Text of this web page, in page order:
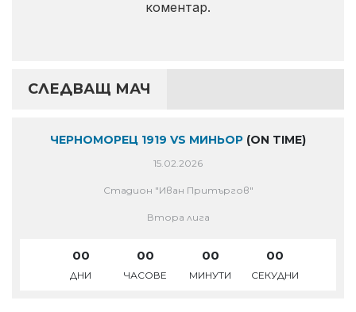
коментар.
СЛЕДВАЩ МАЧ
ЧЕРНОМОРЕЦ 1919 VS МИНЬОР (ON TIME)
15.02.2026
Стадион "Иван Притъргов"
Втора лига
00
ДНИ
00
ЧАСОВЕ
00
МИНУТИ
00
СЕКУДНИ